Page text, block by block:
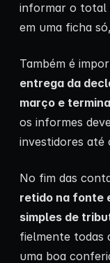
informar o total
em uma ficha
Também é
entrega da
março e
os informes
investidores até
No fim das
retido na fonte
simples de
fielmente todas
uma boa